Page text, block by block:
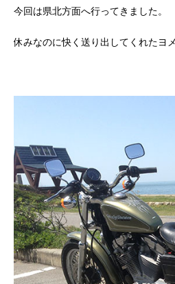
今回は県北方面へ行ってきました。
休みなのに快く送り出してくれたヨ